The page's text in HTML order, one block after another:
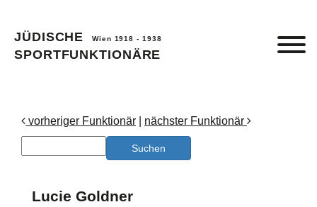
JÜDISCHE Wien 1918 - 1938
SPORTFUNKTIONÄRE
vorheriger Funktionär nächster Funktionär
Lucie Goldner